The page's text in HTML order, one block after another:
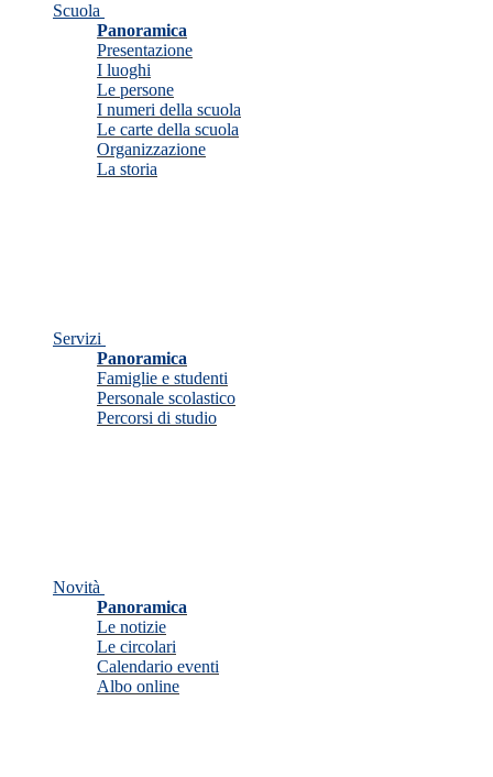
Scuola
Panoramica
Presentazione
I luoghi
Le persone
I numeri della scuola
Le carte della scuola
Organizzazione
La storia
Servizi
Panoramica
Famiglie e studenti
Personale scolastico
Percorsi di studio
Novità
Panoramica
Le notizie
Le circolari
Calendario eventi
Albo online